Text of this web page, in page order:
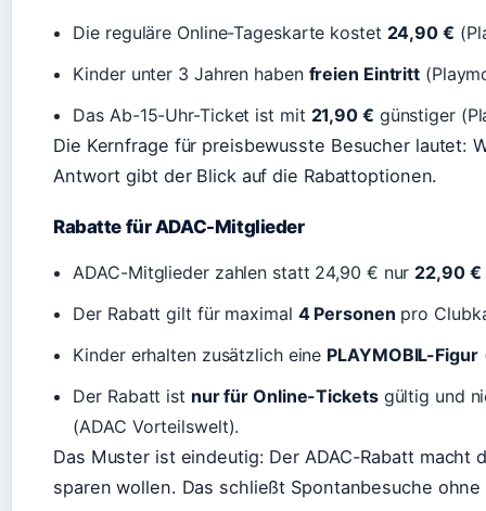
Die reguläre Online-Tageskarte kostet 24,90 €
Kinder unter 3 Jahren haben freien Eintritt
Das Ab-15-Uhr-Ticket ist mit 21,90 € günstiger
Die Kernfrage für preisbewusste Besucher lautet:
Antwort gibt der Blick auf die Rabattoptionen.
Rabatte für ADAC-Mitglieder
ADAC-Mitglieder zahlen statt 24,90 € nur 22,90 €
Der Rabatt gilt für maximal 4 Personen pro
Kinder erhalten zusätzlich eine PLAYMOBIL-Figur
Der Rabatt ist nur für Online-Ticketsgültig und
(ADAC Vorteilswelt).
Das Muster ist eindeutig: Der ADAC-Rabatt macht
sparen wollen. Das schließt Spontanbesuche